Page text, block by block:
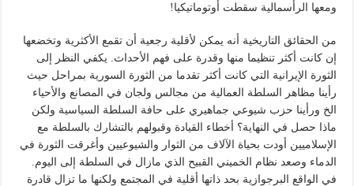
ومعها الرأسمالية سقطت أوتوماتيكيا!
من الحقائق التاريخية أنه يمكن لأقلية رجعية أن تقمع الأكثرية وتخضعها
إن كانت أكثر تنظيما منها وقدرة على فهم الأحداث. يكفي النظر إلى
الثورة الإيرانية التي كانت أكثر تقدما من الثورة السورية بمراحل حيث
رأينا مظاهر السلطة العمالية من مجالس ولجان في المصانع والأحياء
الخ ورأينا حزب شيوعي جماهيري على حافة السلطة السياسية ولكن
ماذا حصل في النهاية؟ أخطاء القيادة وقبولهم بالتشارك بالسلطة مع
الإسلاميين أودت بحياة الآلاف من الثوار والشيوعيين وأغرقت الثورة في
الدماء وصعد نظام الخميني القبيح الذي مازال في السلطة إلى اليوم.
في الواقع البرجوازية بحد ذاتها أقلية في المجتمع ولكنها ما تزال قادرة